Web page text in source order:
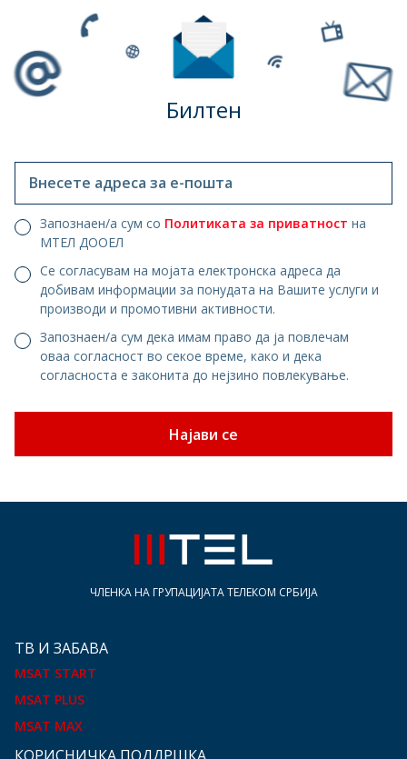
Билтен
Внесете адреса за е-пошта
Запознаен/а сум со Политиката за приватност на
МТЕЛ ДООЕЛ
Се согласувам на мојата електронска адреса да
добивам информации за понудата на Вашите услуги и
производи и промотивни активности.
Запознаен/а сум дека имам право да ја повлечам
оваа согласност во секое време, како и дека
согласноста е законита до нејзино повлекување.
Најави се
ЧЛЕНКА НА ГРУПАЦИЈАТА ТЕЛЕКОМ СРБИЈА
ТВ И ЗАБАВА
MSAT START
MSAT PLUS
MSAT MAX